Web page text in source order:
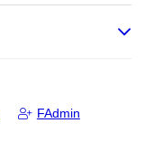
FAdmin